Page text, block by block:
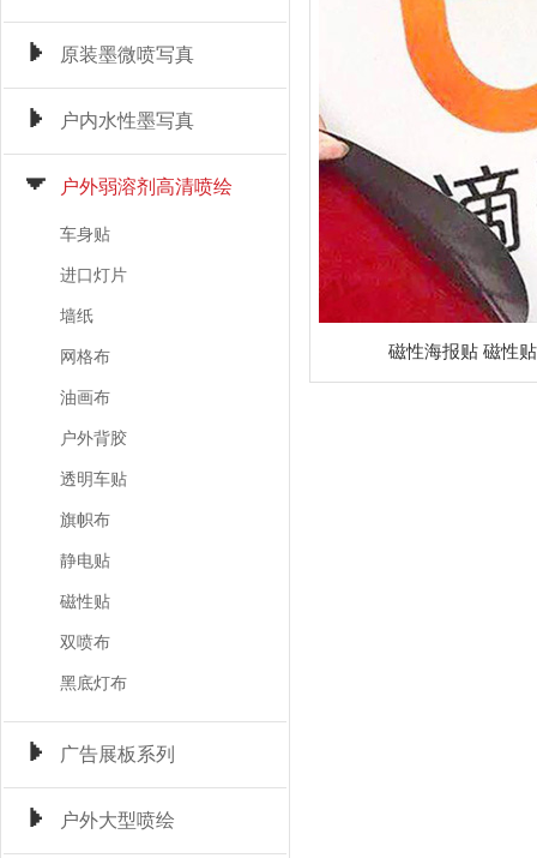
原装墨微喷写真
户内水性墨写真
户外弱溶剂高清喷绘
车身贴
进口灯片
墙纸
网格布
油画布
户外背胶
透明车贴
旗帜布
静电贴
磁性贴
双喷布
黑底灯布
广告展板系列
户外大型喷绘
磁性海报贴 磁性